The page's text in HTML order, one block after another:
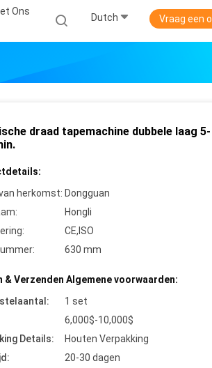
Ons
Dutch Vraag een
draad tapemachine dubbele laag 5-
herkomst: Dongguan
Hongli
CE,ISO
630 mm
& Verzenden Algemene voorwaarden:
1 set
6,000$-10,000$
Details:
Houten Verpakking
20-30 dagen